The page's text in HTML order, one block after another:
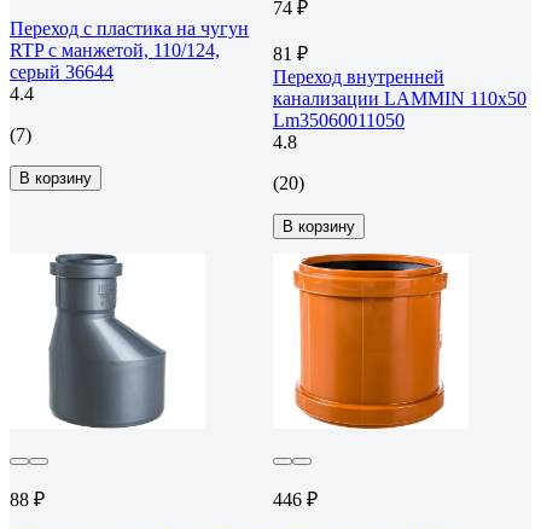
Переход с пластика на чугун
RTP с манжетой, 110/124,
серый 36644
4.4
(7)
В корзину
74 ₽
81 ₽
Переход внутренней
канализации LAMMIN 110х50
Lm35060011050
4.8
(20)
В корзину
88 ₽ 446 ₽